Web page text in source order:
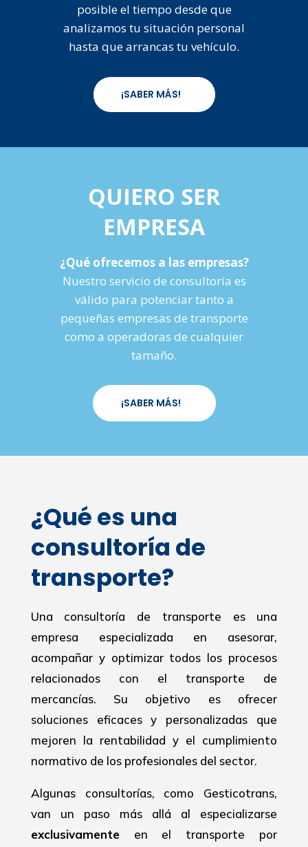
posible el tiempo desde que
analizamos tu situación personal
hasta que arrancas tu vehículo.
¡SABER MÁS!
QUIERO SER
EMPRESA
¿Qué ofrecemos a las empresas?
Nuestro servicio de consultoría es
válido para potenciar tanto a
pequeñas empresas de transporte
como a operadoras de cualquier
tamaño.
¡SABER MÁS!
¿Qué es una
consultoría de
transporte?
Una consultoría de transporte es una
empresa especializada en asesorar,
acompañar y optimizar todos los procesos
relacionados con el transporte de
mercancías. Su objetivo es ofrecer
soluciones eficaces y personalizadas que
mejoren la rentabilidad y el cumplimiento
normativo de los profesionales del sector.
Algunas consultorías, como Gesticotrans,
van un paso más allá al especializarse
exclusivamenteen el transporte por